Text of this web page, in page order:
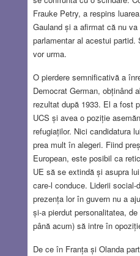
Frauke Petry, a respins
Gauland și a afirmat că nu
parlamentar al acestui
vor urma.
O pierdere semnificativă a
Democrat German, obținând
rezultat după 1933. El a fost
UCS și avea o poziție
refugiaților. Nici candidatura
prea mult în alegeri. Fiind
European, este posibil ca
UE să se extindă și asupra
care-l conduce. Liderii
prezența lor în guvern nu a
și-a pierdut personalitatea,
până acum) să intre în
De ce în Franța și Olanda